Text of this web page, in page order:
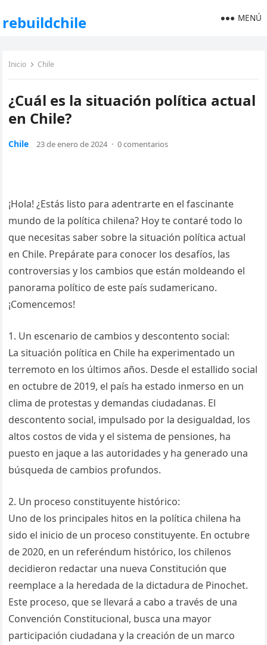
rebuildchile MENÚ
Inicio Chile
¿Cuál es la situación política actual
en Chile?
Chile 23 de enero de 2024 · 0 comentarios
¡Hola! ¿Estás listo para adentrarte en el fascinante
mundo de la política chilena? Hoy te contaré todo lo
que necesitas saber sobre la situación política actual
en Chile. Prepárate para conocer los desafíos, las
controversias y los cambios que están moldeando el
panorama político de este país sudamericano.
¡Comencemos!
1. Un escenario de cambios y descontento social:
La situación política en Chile ha experimentado un
terremoto en los últimos años. Desde el estallido social
en octubre de 2019, el país ha estado inmerso en un
clima de protestas y demandas ciudadanas. El
descontento social, impulsado por la desigualdad, los
altos costos de vida y el sistema de pensiones, ha
puesto en jaque a las autoridades y ha generado una
búsqueda de cambios profundos.
2. Un proceso constituyente histórico:
Uno de los principales hitos en la política chilena ha
sido el inicio de un proceso constituyente. En octubre
de 2020, en un referéndum histórico, los chilenos
decidieron redactar una nueva Constitución que
reemplace a la heredada de la dictadura de Pinochet.
Este proceso, que se llevará a cabo a través de una
Convención Constitucional, busca una mayor
participación ciudadana y la creación de un marco